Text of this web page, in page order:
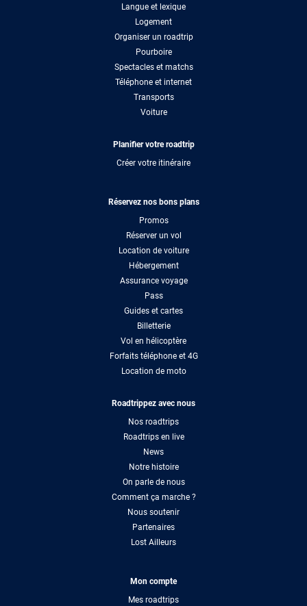
Langue et lexique
Logement
Organiser un roadtrip
Pourboire
Spectacles et matchs
Téléphone et internet
Transports
Voiture
Planifier votre roadtrip
Créer votre itinéraire
Réservez nos bons plans
Promos
Réserver un vol
Location de voiture
Hébergement
Assurance voyage
Pass
Guides et cartes
Billetterie
Vol en hélicoptère
Forfaits téléphone et 4G
Location de moto
Roadtrippez avec nous
Nos roadtrips
Roadtrips en live
News
Notre histoire
On parle de nous
Comment ça marche ?
Nous soutenir
Partenaires
Lost Ailleurs
Mon compte
Mes roadtrips